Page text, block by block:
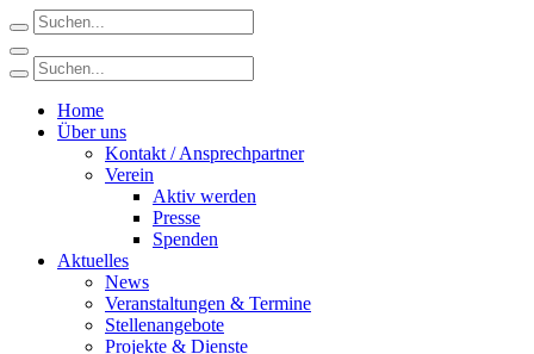
Home
Über uns
Kontakt / Ansprechpartner
Verein
Aktiv werden
Presse
Spenden
Aktuelles
News
Veranstaltungen & Termine
Stellenangebote
Projekte & Dienste